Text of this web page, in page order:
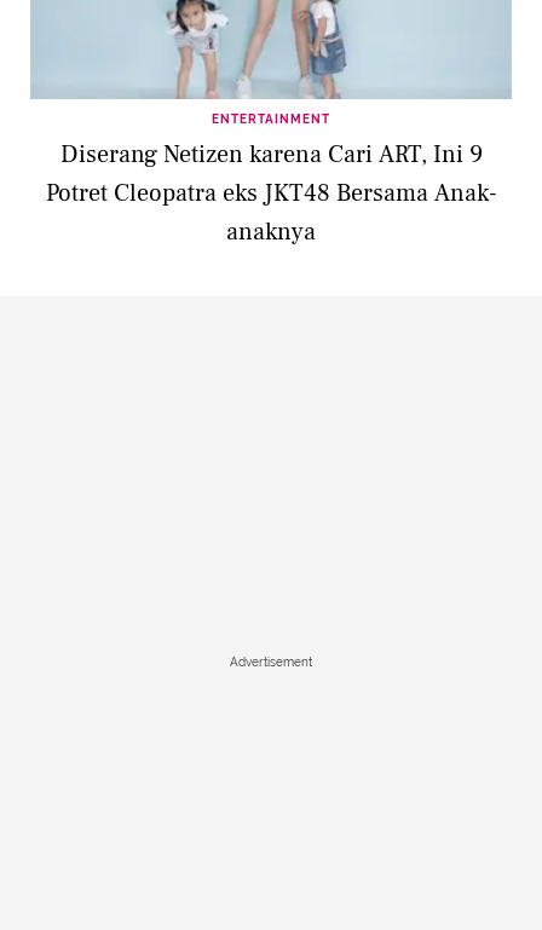
ENTERTAINMENT
Diserang Netizen karena Cari ART, Ini 9
Potret Cleopatra eks JKT48 Bersama Anak-
anaknya
Advertisement